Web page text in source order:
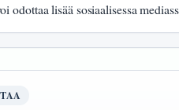
odottaa lisää sosiaalisessa